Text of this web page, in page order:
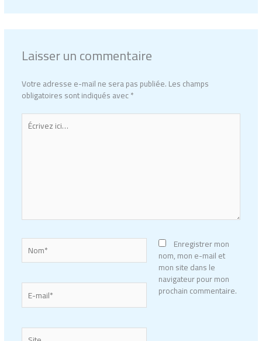
Laisser un commentaire
Votre adresse e-mail ne sera pas publiée.Les champs
obligatoires sont indiqués avec*
Écrivez
ici…
Nom*
E-
mail*
Site
Enregistrer mon
nom, mon e-mail et
mon site dans le
navigateur pour mon
prochain commentaire.